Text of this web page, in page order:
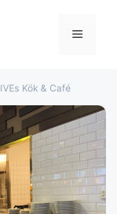
Meny
Kök & Café